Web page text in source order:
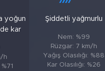
yoğun
kar
h
%71
Şiddetli yağmurlu
Nem: %99
Rüzgar: 7 km/h
Yağış Olasılığı: %88
Kar Olasılığı: %26